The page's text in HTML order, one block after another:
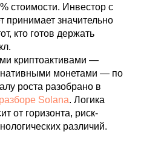
стоимости. Инвестор с
принимает значительно
кто готов держать
криптоактивами —
монетами — по
роста разобрано в
разборе Solana. Логика
от горизонта, риск-
различий.